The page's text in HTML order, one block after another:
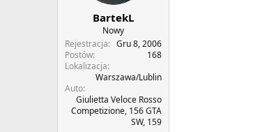
BartekL
Nowy
Rejestracja
Gru 8, 2006
Postów
168
Lokalizacja
Warszawa/Lublin
Auto
Giulietta Veloce Rosso
Competizione, 156 GTA
SW, 159